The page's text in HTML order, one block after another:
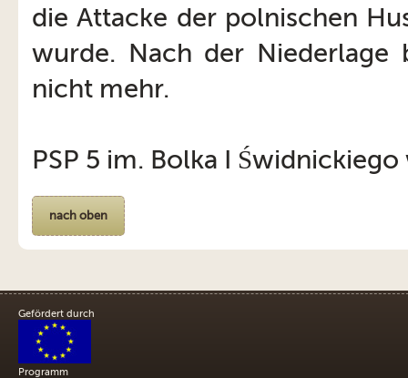
die Attacke der polnischen
wurde. Nach der Niederlage
nicht mehr.
PSP 5 im. Bolka I
nach oben
Gefördert durch
Programm